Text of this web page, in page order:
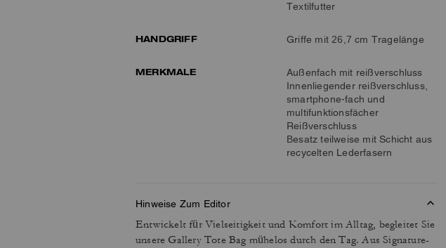
Textilfutter
HANDGRIFF Griffe mit 26,7 cm Tragelänge
MERKMALE
Außenfach mit reißverschluss
Innenliegender reißverschluss,
smartphone-fach und
multifunktionsfächer
Reißverschluss
Besatz teilweise mit Schicht aus
recycelten Lederfasern
Hinweise Zum Editor
Entwickelt für Vielseitigkeit und Komfort im Alltag, begleitet Sie
unsere Gallery Tote Bag mühelos durch den Tag. Aus Signature-